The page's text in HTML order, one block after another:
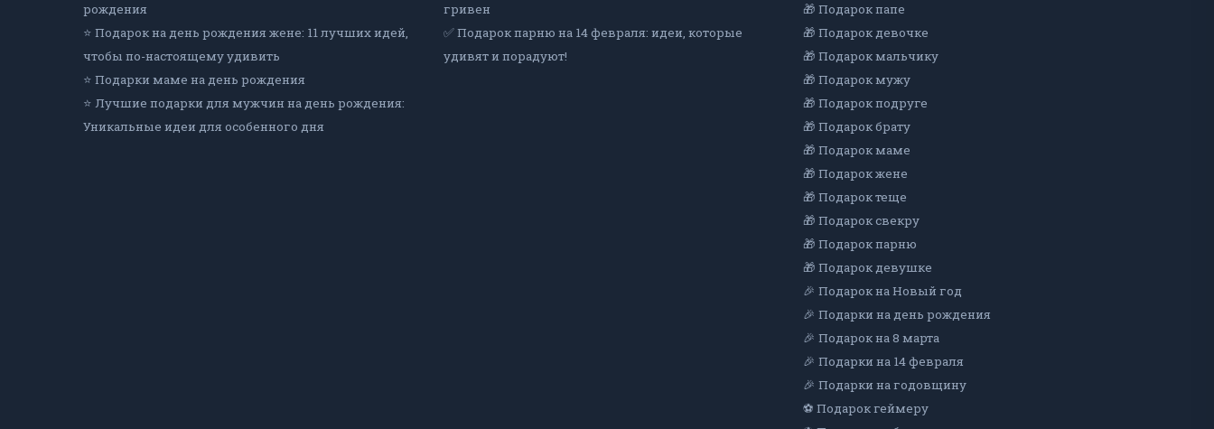
рождения
⭐ Подарок на день рождения жене: 11 лучших идей,
чтобы по-настоящему удивить
⭐ Подарки маме на день рождения
⭐ Лучшие подарки для мужчин на день рождения:
Уникальные идеи для особенного дня
гривен
✅ Подарок парню на 14 февраля: идеи, которые
удивят и порадуют!
🎁 Подарок папе
🎁 Подарок девочке
🎁 Подарок мальчику
🎁 Подарок мужу
🎁 Подарок подруге
🎁 Подарок брату
🎁 Подарок маме
🎁 Подарок жене
🎁 Подарок теще
🎁 Подарок свекру
🎁 Подарок парню
🎁 Подарок девушке
🎉 Подарок на Новый год
🎉 Подарки на день рождения
🎉 Подарок на 8 марта
🎉 Подарки на 14 февраля
🎉 Подарки на годовщину
⚽ Подарок геймеру